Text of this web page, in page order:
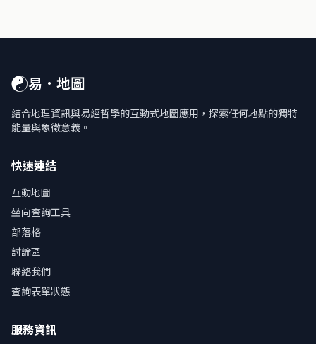
☯易．地圖
結合地理資訊與易經哲學的互動式地圖應用，探索任何地點的獨特
能量與象徵意義。
快速連結
互動地圖
坐向查詢工具
部落格
討論區
聯絡我們
查詢表單狀態
服務資訊